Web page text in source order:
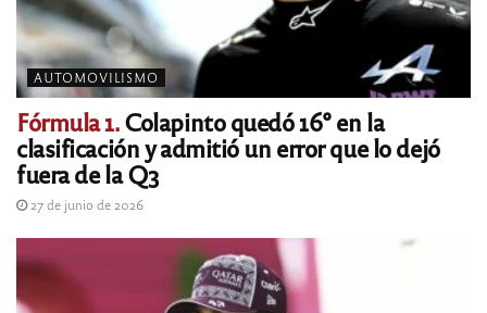
AUTOMOVILISMO
Fórmula 1.Colapinto quedó 16° en la
clasificación y admitió un error que lo dejó
fuera de la Q3
27 de junio de 2026